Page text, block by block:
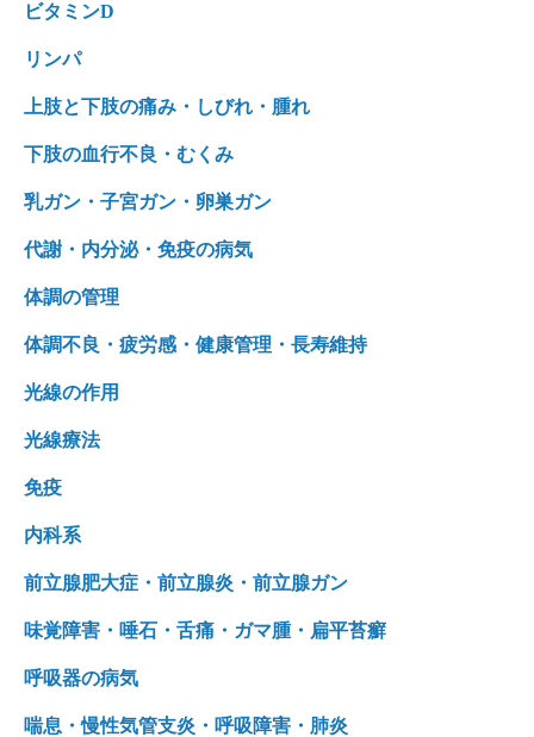
ビタミンD
リンパ
上肢と下肢の痛み・しびれ・腫れ
下肢の血行不良・むくみ
乳ガン・子宮ガン・卵巣ガン
代謝・内分泌・免疫の病気
体調の管理
体調不良・疲労感・健康管理・長寿維持
光線の作用
光線療法
免疫
内科系
前立腺肥大症・前立腺炎・前立腺ガン
味覚障害・唾石・舌痛・ガマ腫・扁平苔癬
呼吸器の病気
喘息・慢性気管支炎・呼吸障害・肺炎